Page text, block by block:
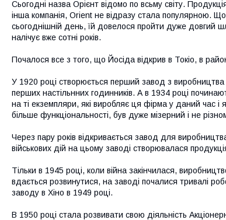
Сьогодні назва Орієнт відомо по всьму світу.
інша компанія, Orient не відразу стала популярною.
сьогоднішній день, їй довелося пройти дуже довгий
налічує вже сотні років.
Почалося все з того, що Йосіда відкрив в Токіо, в
У 1920 році створюється перший завод з виробництва
перших настільнних годинників. А в 1934 році
на ті екземпляри, які виробляє ця фірма у даний час і
більше функціональності, був дуже мізерний і не
Через пару років відкривається завод для
військових дій на цьому заводі створювалася
Тільки в 1945 році, коли війна закінчилася,
вдається розвинутися, на заводі почалися тривалі
заводу в Хіно в 1949 році.
В 1950 році стала розвивати свою діяльність